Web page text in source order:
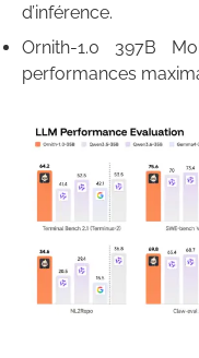
d’inférence.
Ornith-1.0 397B
performances